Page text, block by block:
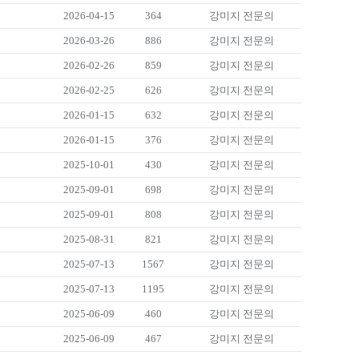
2026-04-15 364 강미지 전문의
2026-03-26 886 강미지 전문의
2026-02-26 859 강미지 전문의
2026-02-25 626 강미지 전문의
2026-01-15 632 강미지 전문의
2026-01-15 376 강미지 전문의
2025-10-01 430 강미지 전문의
2025-09-01 698 강미지 전문의
2025-09-01 808 강미지 전문의
2025-08-31 821 강미지 전문의
2025-07-13 1567 강미지 전문의
2025-07-13 1195 강미지 전문의
2025-06-09 460 강미지 전문의
2025-06-09 467 강미지 전문의